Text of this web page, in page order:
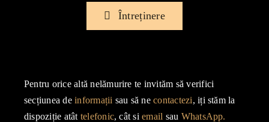
Întreținere
Pentru orice altă nelămurire te invităm să verifici
secțiunea deinformații sau să necontactezi, iți stăm la
dispoziție atât telefonic, cât siemail sau WhatsApp.